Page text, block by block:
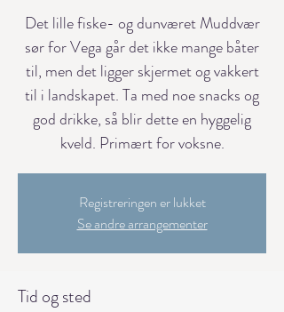
Det lille fiske- og dunværet Muddvær
sør for Vega går det ikke mange båter
til, men det ligger skjermet og vakkert
til i landskapet. Ta med noe snacks og
god drikke, så blir dette en hyggelig
kveld. Primært for voksne.
Registreringen er lukket
Se andre arrangementer
Tid og sted